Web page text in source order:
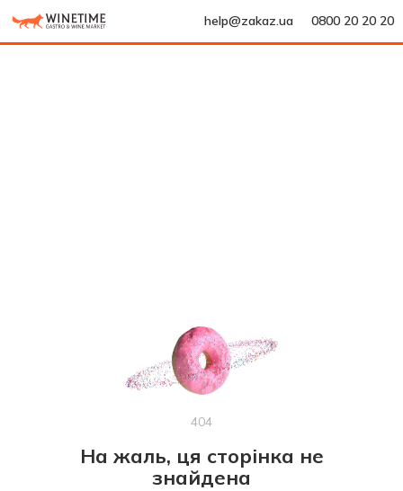
help@zakaz.ua 0800 20 20 20
404
На жаль, ця сторінка не
знайдена